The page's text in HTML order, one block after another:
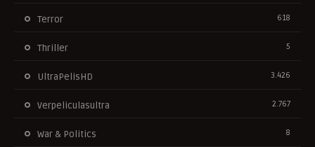
Terror 618
Thriller 5
UltraPelisHD 3.426
Verpeliculasultra 2.767
War & Politics 8